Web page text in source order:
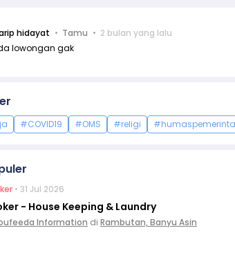
hidayat Tamu
2 bulan yang lalu
lowongan gak
#COVID19 #OMS #religi
• 31 Jul 2026
- House Keeping & Laundry
Information di Rambutan, Banyu Asin